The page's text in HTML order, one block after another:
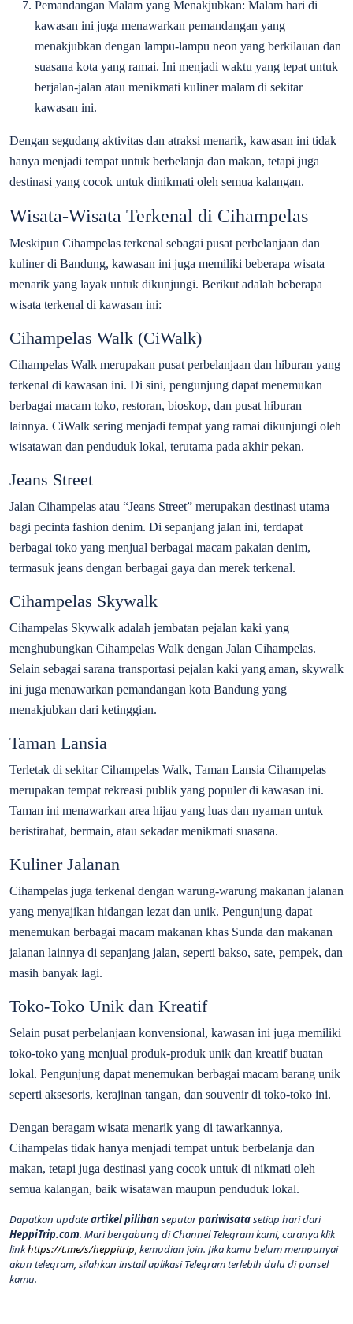
Pemandangan Malam yang Menakjubkan: Malam hari di
kawasan ini juga menawarkan pemandangan yang
menakjubkan dengan lampu-lampu neon yang berkilauan dan
suasana kota yang ramai. Ini menjadi waktu yang tepat untuk
berjalan-jalan atau menikmati kuliner malam di sekitar
kawasan ini.
Dengan segudang aktivitas dan atraksi menarik, kawasan ini tidak
hanya menjadi tempat untuk berbelanja dan makan, tetapi juga
destinasi yang cocok untuk dinikmati oleh semua kalangan.
Wisata-Wisata Terkenal di Cihampelas
Meskipun Cihampelas terkenal sebagai pusat perbelanjaan dan
kuliner di Bandung, kawasan ini juga memiliki beberapa wisata
menarik yang layak untuk dikunjungi. Berikut adalah beberapa
wisata terkenal di kawasan ini:
Cihampelas Walk (CiWalk)
Cihampelas Walk merupakan pusat perbelanjaan dan hiburan yang
terkenal di kawasan ini. Di sini, pengunjung dapat menemukan
berbagai macam toko, restoran, bioskop, dan pusat hiburan
lainnya. CiWalk sering menjadi tempat yang ramai dikunjungi oleh
wisatawan dan penduduk lokal, terutama pada akhir pekan.
Jeans Street
Jalan Cihampelas atau “Jeans Street” merupakan destinasi utama
bagi pecinta fashion denim. Di sepanjang jalan ini, terdapat
berbagai toko yang menjual berbagai macam pakaian denim,
termasuk jeans dengan berbagai gaya dan merek terkenal.
Cihampelas Skywalk
Cihampelas Skywalk adalah jembatan pejalan kaki yang
menghubungkan Cihampelas Walk dengan Jalan Cihampelas.
Selain sebagai sarana transportasi pejalan kaki yang aman, skywalk
ini juga menawarkan pemandangan kota Bandung yang
menakjubkan dari ketinggian.
Taman Lansia
Terletak di sekitar Cihampelas Walk, Taman Lansia Cihampelas
merupakan tempat rekreasi publik yang populer di kawasan ini.
Taman ini menawarkan area hijau yang luas dan nyaman untuk
beristirahat, bermain, atau sekadar menikmati suasana.
Kuliner Jalanan
Cihampelas juga terkenal dengan warung-warung makanan jalanan
yang menyajikan hidangan lezat dan unik. Pengunjung dapat
menemukan berbagai macam makanan khas Sunda dan makanan
jalanan lainnya di sepanjang jalan, seperti bakso, sate, pempek, dan
masih banyak lagi.
Toko-Toko Unik dan Kreatif
Selain pusat perbelanjaan konvensional, kawasan ini juga memiliki
toko-toko yang menjual produk-produk unik dan kreatif buatan
lokal. Pengunjung dapat menemukan berbagai macam barang unik
seperti aksesoris, kerajinan tangan, dan souvenir di toko-toko ini.
Dengan beragam wisata menarik yang di tawarkannya,
Cihampelas tidak hanya menjadi tempat untuk berbelanja dan
makan, tetapi juga destinasi yang cocok untuk di nikmati oleh
semua kalangan, baik wisatawan maupun penduduk lokal.
Dapatkan updateartikel pilihanseputarpariwisatasetiap hari dari
HeppiTrip.com. Mari bergabung di Channel Telegram kami, caranya klik
linkhttps://t.me/s/heppitrip, kemudian join. Jika kamu belum mempunyai
akun telegram, silahkan install aplikasi Telegram terlebih dulu di ponsel
kamu.